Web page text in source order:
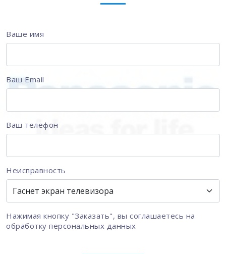
Ваше имя
Ваш Email
Ваш телефон
Неисправность
Нажимая кнопку "Заказать", вы соглашаетесь на
обработку персональных данных